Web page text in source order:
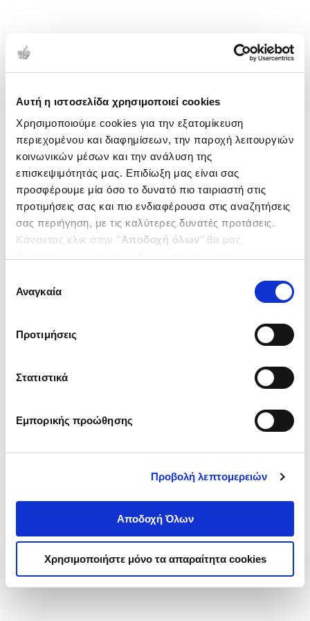
Αυτή η ιστοσελίδα χρησιμοποιεί cookies
Χρησιμοποιούμε cookies για την εξατομίκευση
περιεχομένου και διαφημίσεων, την παροχή λειτουργιών
κοινωνικών μέσων και την ανάλυση της
επισκεψιμότητάς μας. Επιδίωξη μας είναι σας
προσφέρουμε μία όσο το δυνατό πιο ταιριαστή στις
προτιμήσεις σας και πιο ενδιαφέρουσα στις αναζητήσεις
σας περιήγηση, με τις καλύτερες δυνατές προτάσεις.
Κάνοντας κλικ στην ‘’Αποδοχή όλων’’ θα μας
ενδιαφέρουν και να επιλέξετε από τα παρακάτω με την
΄΄και να ενημερωθείτε σχετικά με
συγκατάθεσης
Αναγκαία
Προτιμήσεις
Στατιστικά
Εμπορικής προώθησης
Προβολή λεπτομερειών
Αποδοχή Όλων
Χρησιμοποιήστε μόνο τα απαραίτητα cookies